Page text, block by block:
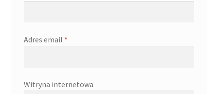
Adres email *
Witryna internetowa